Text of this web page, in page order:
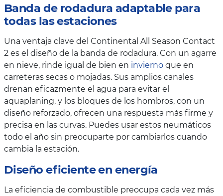
Banda de rodadura adaptable para
todas las estaciones
Una ventaja clave del Continental All Season Contact
2 es el diseño de la banda de rodadura. Con un agarre
en nieve, rinde igual de bien en invierno que en
carreteras secas o mojadas. Sus amplios canales
drenan eficazmente el agua para evitar el
aquaplaning, y los bloques de los hombros, con un
diseño reforzado, ofrecen una respuesta más firme y
precisa en las curvas. Puedes usar estos neumáticos
todo el año sin preocuparte por cambiarlos cuando
cambia la estación.
Diseño eficiente en energía
La eficiencia de combustible preocupa cada vez más